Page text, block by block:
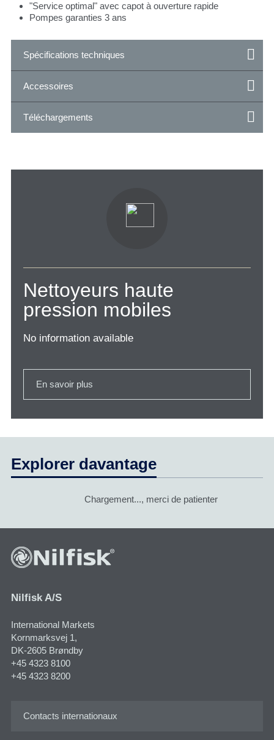
"Service optimal" avec capot à ouverture rapide
Pompes garanties 3 ans
Spécifications techniques
Accessoires
Téléchargements
Nettoyeurs haute
pression mobiles
No information available
En savoir plus
Explorer davantage
Chargement..., merci de patienter
Nilfisk A/S
International Markets
Kornmarksvej 1​,
DK-2605 Brøndby
+45 4323 8100
+45 4323 8200
Contacts internationaux